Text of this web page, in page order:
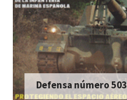
Defensa número 503